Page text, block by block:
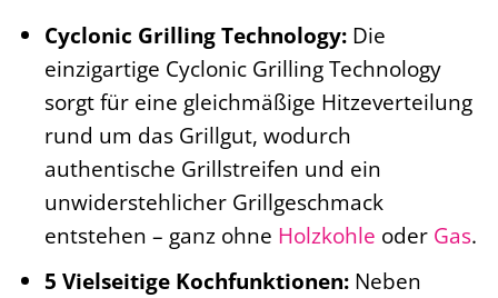
Cyclonic Grilling Technology:Die
einzigartige Cyclonic Grilling Technology
sorgt für eine gleichmäßige Hitzeverteilung
rund um das Grillgut, wodurch
authentische Grillstreifen und ein
unwiderstehlicher Grillgeschmack
entstehen – ganz ohne Holzkohle oder Gas.
5 Vielseitige Kochfunktionen:Neben